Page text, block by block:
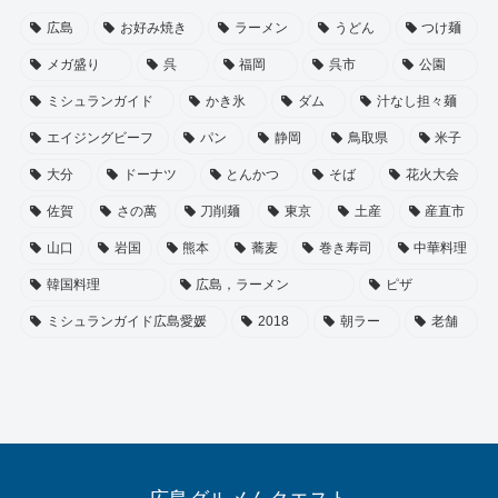
広島 お好み焼き ラーメン うどん つけ麺
メガ盛り 呉 福岡 呉市 公園
ミシュランガイド かき氷 ダム 汁なし担々麺
エイジングビーフ パン 静岡 鳥取県 米子
大分 ドーナツ とんかつ そば 花火大会
佐賀 さの萬 刀削麺 東京 土産 産直市
山口 岩国 熊本 蕎麦 巻き寿司 中華料理
韓国料理 広島，ラーメン ピザ
ミシュランガイド広島愛媛 2018 朝ラー 老舗